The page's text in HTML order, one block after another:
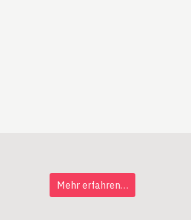
Mehr erfahren…